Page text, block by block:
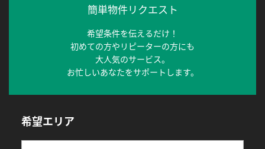
簡単物件リクエスト
希望条件を伝えるだけ！
初めての方やリピーターの方にも
大人気のサービス。
お忙しいあなたをサポートします。
希望エリア